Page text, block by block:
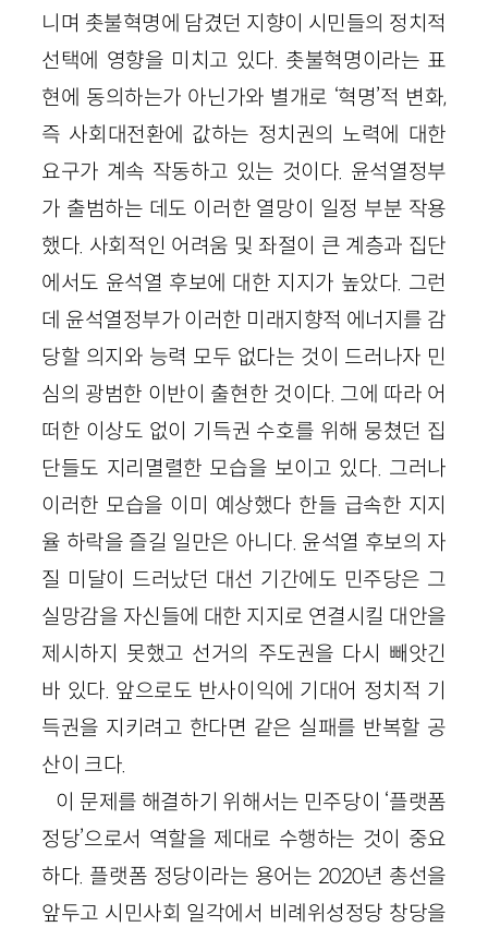
니며 촛불혁명에 담겼던 지향이 시민들의 정치적
선택에 영향을 미치고 있다. 촛불혁명이라는 표
현에 동의하는가 아닌가와 별개로 ‘혁명’적 변화,
즉 사회대전환에 값하는 정치권의 노력에 대한
요구가 계속 작동하고 있는 것이다. 윤석열정부
가 출범하는 데도 이러한 열망이 일정 부분 작용
했다. 사회적인 어려움 및 좌절이 큰 계층과 집단
에서도 윤석열 후보에 대한 지지가 높았다. 그런
데 윤석열정부가 이러한 미래지향적 에너지를 감
당할 의지와 능력 모두 없다는 것이 드러나자 민
심의 광범한 이반이 출현한 것이다. 그에 따라 어
떠한 이상도 없이 기득권 수호를 위해 뭉쳤던 집
단들도 지리멸렬한 모습을 보이고 있다. 그러나
이러한 모습을 이미 예상했다 한들 급속한 지지
율 하락을 즐길 일만은 아니다. 윤석열 후보의 자
질 미달이 드러났던 대선 기간에도 민주당은 그
실망감을 자신들에 대한 지지로 연결시킬 대안을
제시하지 못했고 선거의 주도권을 다시 빼앗긴
바 있다. 앞으로도 반사이익에 기대어 정치적 기
득권을 지키려고 한다면 같은 실패를 반복할 공
산이 크다.
이 문제를 해결하기 위해서는 민주당이 ‘플랫폼
정당’으로서 역할을 제대로 수행하는 것이 중요
하다. 플랫폼 정당이라는 용어는 2020년 총선을
앞두고 시민사회 일각에서 비례위성정당 창당을